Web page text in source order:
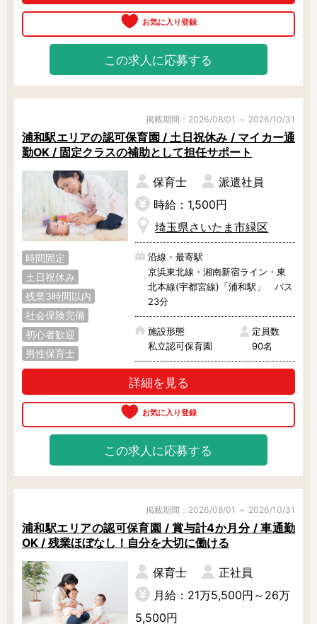
この求人に応募する
掲載期間：2026/08/01 ～ 2026/10/31
浦和駅エリアの認可保育園 / 土日祝休み / マイカー通
勤OK / 固定クラスの補助として担任サポート
時間固定
土日祝休み
残業3時間以内
社会保険完備
初心者歓迎
男性保育士
保育士
派遣社員
時給：1,500円
埼玉県さいたま市緑区
沿線・最寄駅
京浜東北線・湘南新宿ライン・東
北本線(宇都宮線)「浦和駅」 バス
23分
施設形態
私立認可保育園
定員数
90名
詳細を見る
この求人に応募する
掲載期間：2026/08/01 ～ 2026/10/31
浦和駅エリアの認可保育園 / 賞与計4か月分 / 車通勤
OK / 残業ほぼなし！自分を大切に働ける
保育士
正社員
月給：21万5,500円～26万
5,500円